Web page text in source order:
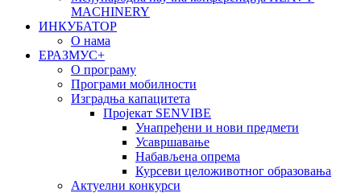
MACHINERY
ИНКУБАТОР
О нама
EРАЗМУС+
О програму
Програми мобилности
Изградња капацитета
Пројекат SENVIBE
Унапређени и нови предмети
Усавршавање
Набављена опрема
Курсеви целоживотног образовања
Актуелни конкурси